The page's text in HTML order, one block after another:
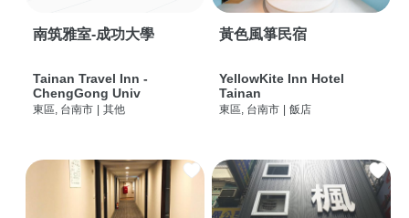
南筑雅室-成功大學
Tainan Travel Inn -
ChengGong Univ
東區, 台南市 | 其他
黃色風箏民宿
YellowKite Inn Hotel
Tainan
東區, 台南市 | 飯店